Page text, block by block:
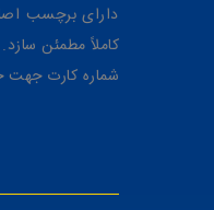
دارای برچسب
کاملاً مطمئن
شماره کارت جهت خرید محصولات :